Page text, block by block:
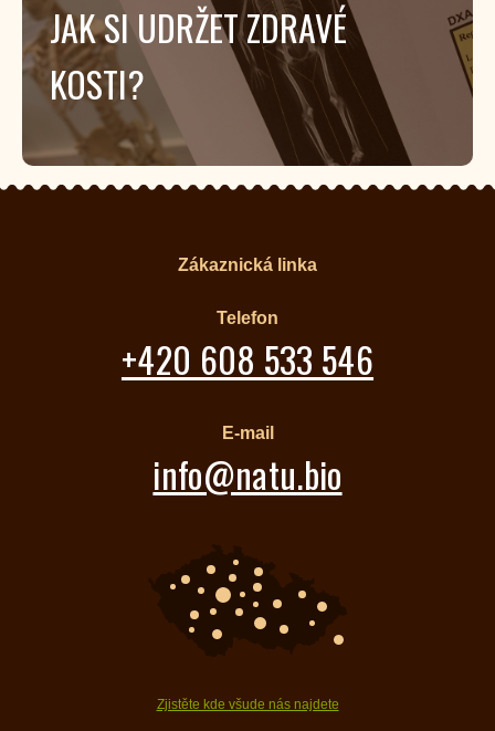
JAK SI UDRŽET ZDRAVÉ
KOSTI?
Zákaznická linka
Telefon
+420 608 533 546
E-mail
info@natu.bio
Zjistěte kde všude nás najdete